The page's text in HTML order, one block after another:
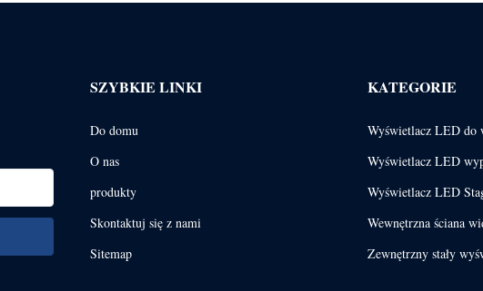
SZYBKIE LINKI
Do domu
O nas
produkty
Skontaktuj się z nami
Sitemap
KATEGORIE
Wyświetlacz LED do
Wyświetlacz LED
Wyświetlacz LED
Wewnętrzna ściana
Zewnętrzny stały